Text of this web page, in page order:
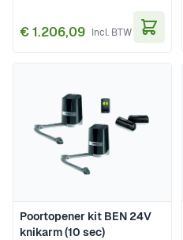
€ 1.206,09
Poortopener kit BEN 24V
knikarm (10 sec)